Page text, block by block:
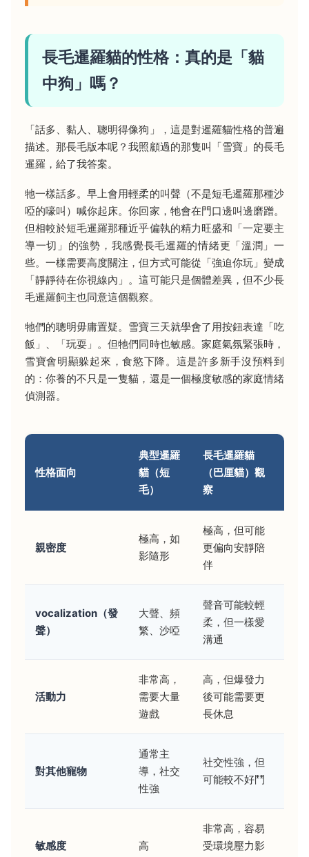
長毛暹羅貓的性格：真的是「貓
中狗」嗎？
「話多、黏人、聰明得像狗」，這是對暹羅貓性格的普遍
描述。那長毛版本呢？我照顧過的那隻叫「雪寶」的長毛
暹羅，給了我答案。
牠一樣話多。早上會用輕柔的叫聲（不是短毛暹羅那種沙
啞的嚎叫）喊你起床。你回家，牠會在門口邊叫邊磨蹭。
但相較於短毛暹羅那種近乎偏執的精力旺盛和「一定要主
導一切」的強勢，我感覺長毛暹羅的情緒更「溫潤」一
些。一樣需要高度關注，但方式可能從「強迫你玩」變成
「靜靜待在你視線內」。這可能只是個體差異，但不少長
毛暹羅飼主也同意這個觀察。
牠們的聰明毋庸置疑。雪寶三天就學會了用按鈕表達「吃
飯」、「玩耍」。但牠們同時也敏感。家庭氣氛緊張時，
雪寶會明顯躲起來，食慾下降。這是許多新手沒預料到
的：你養的不只是一隻貓，還是一個極度敏感的家庭情緒
偵測器。
性格面向
典型暹羅
貓（短
毛）
長毛暹羅貓
（巴厘貓）觀
察
親密度
極高，如
影隨形
極高，但可能
更偏向安靜陪
伴
vocalization（發
聲）
大聲、頻
繁、沙啞
聲音可能較輕
柔，但一樣愛
溝通
活動力
非常高，
需要大量
遊戲
高，但爆發力
後可能需要更
長休息
對其他寵物
通常主
導，社交
性強
社交性強，但
可能較不好鬥
敏感度 高
非常高，容易
受環境壓力影